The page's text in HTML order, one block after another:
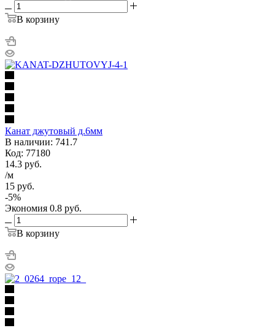
В корзину
Канат джутовый д.6мм
В наличии: 741.7
Код: 77180
14.3 руб.
/м
15 руб.
-5%
Экономия 0.8 руб.
В корзину